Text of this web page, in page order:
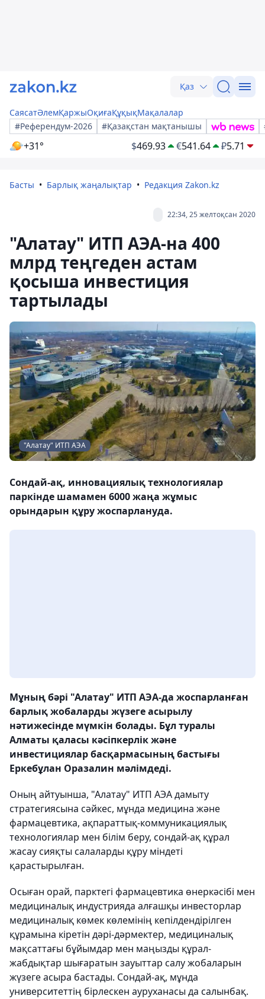
Қаз
СаясатӘлемҚаржыОқиғаҚұқықМақалалар
#Референдум-2026
#Қазақстан мақтанышы
+31° $469.93 €541.64 ₽5.71
Басты Барлық жаңалықтар Редакция Zakon.kz
22:34, 25 желтоқсан 2020
"Алатау" ИТП АЭА-на 400
млрд теңгеден астам
қосыша инвестиция
тартылады
"Алатау" ИТП АЭА
Сондай-ақ, инновациялық технологиялар
паркінде шамамен 6000 жаңа жұмыс
орындарын құру жоспарлануда.
Мұның бәрі "Алатау" ИТП АЭА-да жоспарланған
барлық жобаларды жүзеге асырылу
нәтижесінде мүмкін болады. Бұл туралы
Алматы қаласы кәсіпкерлік және
инвестициялар басқармасының бастығы
Еркебұлан Оразалин мәлімдеді.
Оның айтуынша, "Алатау" ИТП АЭА дамыту
стратегиясына сәйкес, мұнда медицина және
фармацевтика, ақпараттық-коммуникациялық
технологиялар мен білім беру, сондай-ақ құрал
жасау сияқты салаларды құру міндеті
қарастырылған.
Осыған орай, парктегі фармацевтика өнеркәсібі мен
медициналық индустрияда алғашқы инвесторлар
медициналық көмек көлемінің кепілдендірілген
құрамына кіретін дәрі-дәрмектер, медициналық
мақсаттағы бұйымдар мен маңызды құрал-
жабдықтар шығаратын зауыттар салу жобаларын
жүзеге асыра бастады. Сондай-ақ, мұнда
университеттің бірлескен ауруханасы да салынбақ.